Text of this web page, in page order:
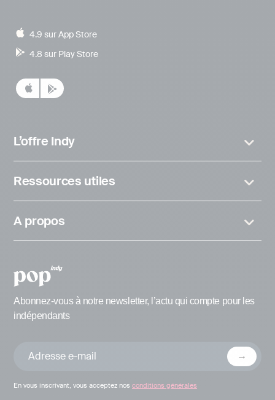
4.9 sur App Store
4.8 sur Play Store
L’offre Indy
Ressources utiles
A propos
Abonnez-vous à notre newsletter, l’actu qui compte pour les
indépendants
En vous inscrivant, vous acceptez nos conditions générales